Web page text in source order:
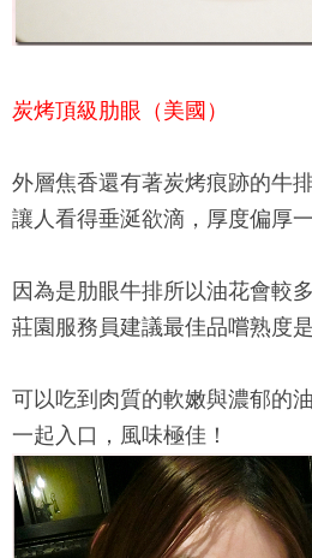
炭烤頂級肋眼（美國）
外層焦香還有著炭烤痕跡的牛
讓人看得垂涎欲滴，厚度偏厚一
因為是肋眼牛排所以油花會較
莊園服務員建議最佳品嚐熟度
可以吃到肉質的軟嫩與濃郁的
一起入口，風味極佳！